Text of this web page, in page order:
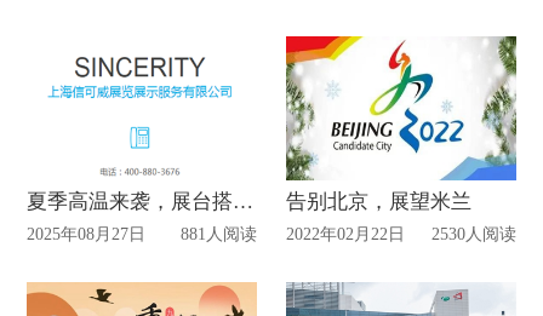
夏季高温来袭，展台搭建公司的应对之道
2025年08月27日 881人阅读
告别北京，展望米兰
2022年02月22日 2530人阅读